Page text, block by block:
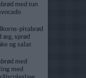
med tun
pitabrød
æg, sprød
og salat
med
med